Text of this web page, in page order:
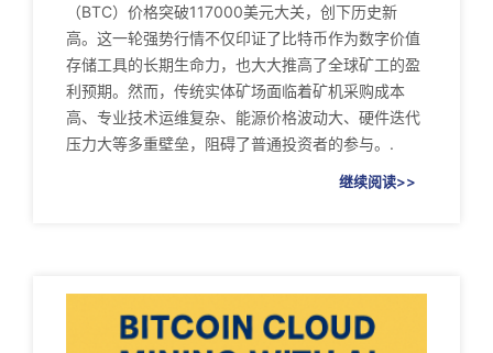
（BTC）价格突破117000美元大关，创下历史新
高。这一轮强势行情不仅印证了比特币作为数字价值
存储工具的长期生命力，也大大推高了全球矿工的盈
利预期。然而，传统实体矿场面临着矿机采购成本
高、专业技术运维复杂、能源价格波动大、硬件迭代
压力大等多重壁垒，阻碍了普通投资者的参与。.
继续阅读>>